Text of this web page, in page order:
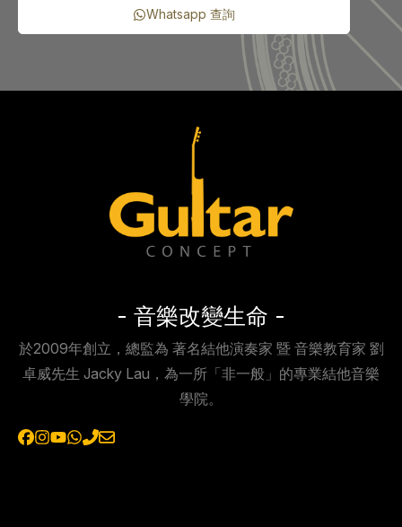
Whatsapp 查詢
- 音樂改變生命 -
於2009年創立，總監為 著名結他演奏家 暨 音樂教育家 劉
卓威先生 Jacky Lau，為一所「非一般」的專業結他音樂
學院。